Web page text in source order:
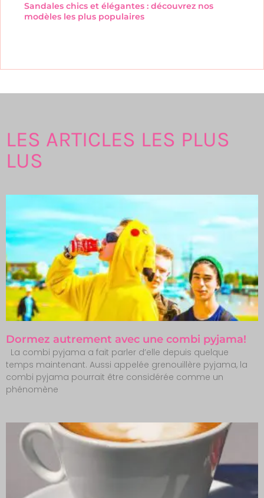
Sandales chics et élégantes : découvrez nos
modèles les plus populaires
LES ARTICLES LES PLUS
LUS
Dormez autrement avec une combi pyjama!
La combi pyjama a fait parler d’elle depuis quelque
temps maintenant. Aussi appelée grenouillère pyjama, la
combi pyjama pourrait être considérée comme un
phénomène